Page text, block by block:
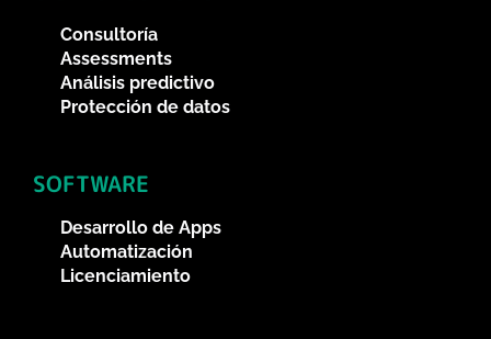
Consultoría
Assessments
Análisis predictivo
Protección de datos
SOFTWARE
Desarrollo de Apps
Automatización
Licenciamiento